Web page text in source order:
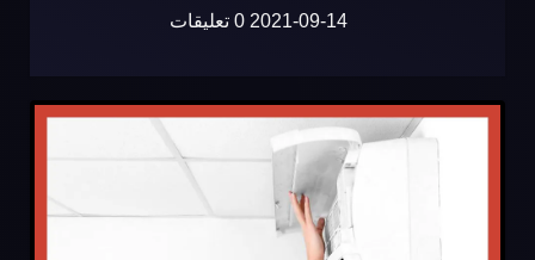
2021-09-14 0 تعليقات